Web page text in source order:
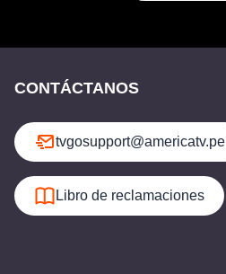
CONTÁCTANOS
tvgosupport@americatv.pe
Libro de reclamaciones